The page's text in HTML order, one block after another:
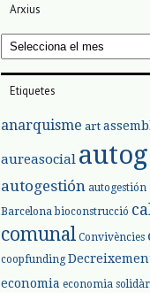
Arxius
Arxius
Etiquetes
anarquisme art
aureasocial
autogestión autogestión
Barcelona bioconstrucció
comunal Convivències
coopfunding
economia economia